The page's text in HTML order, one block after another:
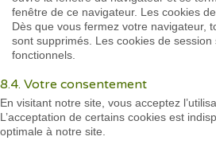
fenêtre de ce navigateur. Les cookies
Dès que vous fermez votre navigateur,
sont supprimés. Les cookies de
fonctionnels.
8.4. Votre consentement
En visitant notre site, vous acceptez
L’acceptation de certains cookies est
optimale à notre site.